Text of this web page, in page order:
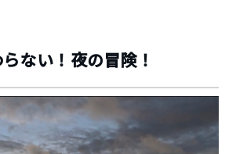
ない！夜の冒険！